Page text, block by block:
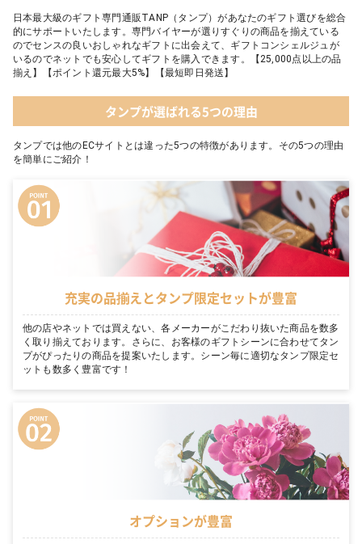
日本最大級のギフト専門通販TANP（タンプ）があなたのギフト選びを総合
的にサポートいたします。専門バイヤーが選りすぐりの商品を揃えている
のでセンスの良いおしゃれなギフトに出会えて、ギフトコンシェルジュが
いるのでネットでも安心してギフトを購入できます。【25,000点以上の品
揃え】【ポイント還元最大5%】【最短即日発送】
タンプが選ばれる5つの理由
タンプでは他のECサイトとは違った5つの特徴があります。その5つの理由
を簡単にご紹介！
充実の品揃えとタンプ限定セットが豊富
他の店やネットでは買えない、各メーカーがこだわり抜いた商品を数多
く取り揃えております。さらに、お客様のギフトシーンに合わせてタン
プがぴったりの商品を提案いたします。シーン毎に適切なタンプ限定セ
ットも数多く豊富です！
オプションが豊富